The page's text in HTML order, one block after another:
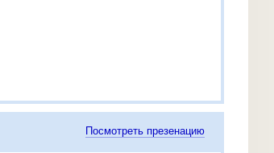
Посмотреть презенацию